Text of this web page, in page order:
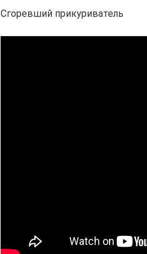
Сгоревший прикуриватель